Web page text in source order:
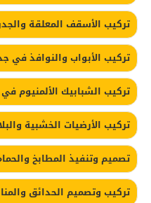
تركيب الأسقف المعلقة
تركيب الأبواب والنوافذ في
تركيب الشبابيك الألمنيوم
تركيب الأرضيات الخشبية
تصميم وتنفيذ المطابخ
تركيب وتصميم الحدائق